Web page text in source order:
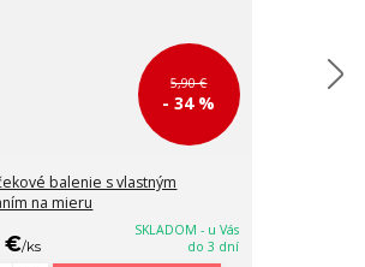
5,90 €
- 34 %
balenie s vlastným
na mieru
€/ks
SKLADOM - u Vás
do 3 dní